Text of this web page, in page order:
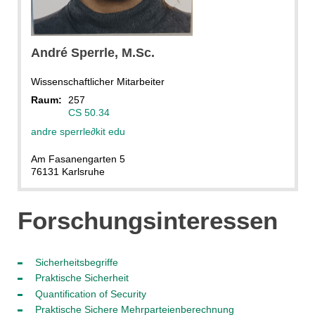
André Sperrle, M.Sc.
Wissenschaftlicher Mitarbeiter
Raum:
257
CS 50.34
andre sperrle∂kit edu
Am Fasanengarten 5
76131 Karlsruhe
Forschungsinteressen
Sicherheitsbegriffe
Praktische Sicherheit
Quantification of Security
Praktische Sichere Mehrparteienberechnung